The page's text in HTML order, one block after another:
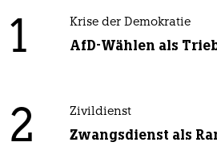
1 Krise der Demokratie
AfD-Wählen als
2 Zivildienst
Zwangsdienst als